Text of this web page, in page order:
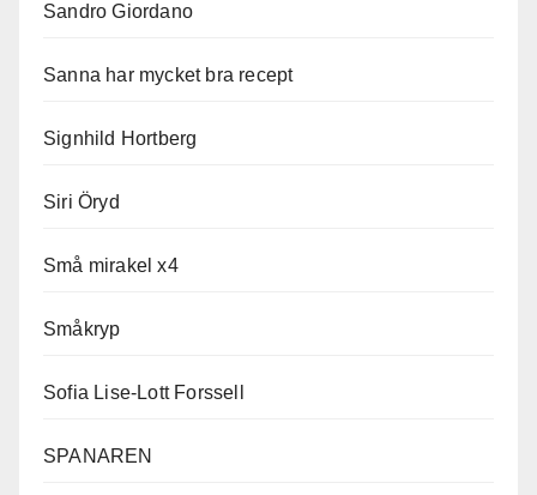
Sandro Giordano
Sanna har mycket bra recept
Signhild Hortberg
Siri Öryd
Små mirakel x4
Småkryp
Sofia Lise-Lott Forssell
SPANAREN